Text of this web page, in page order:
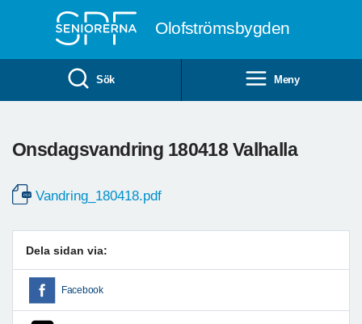
Olofströmsbygden
Sök Meny
Onsdagsvandring 180418 Valhalla
Vandring_180418.pdf
Dela sidan via:
Facebook